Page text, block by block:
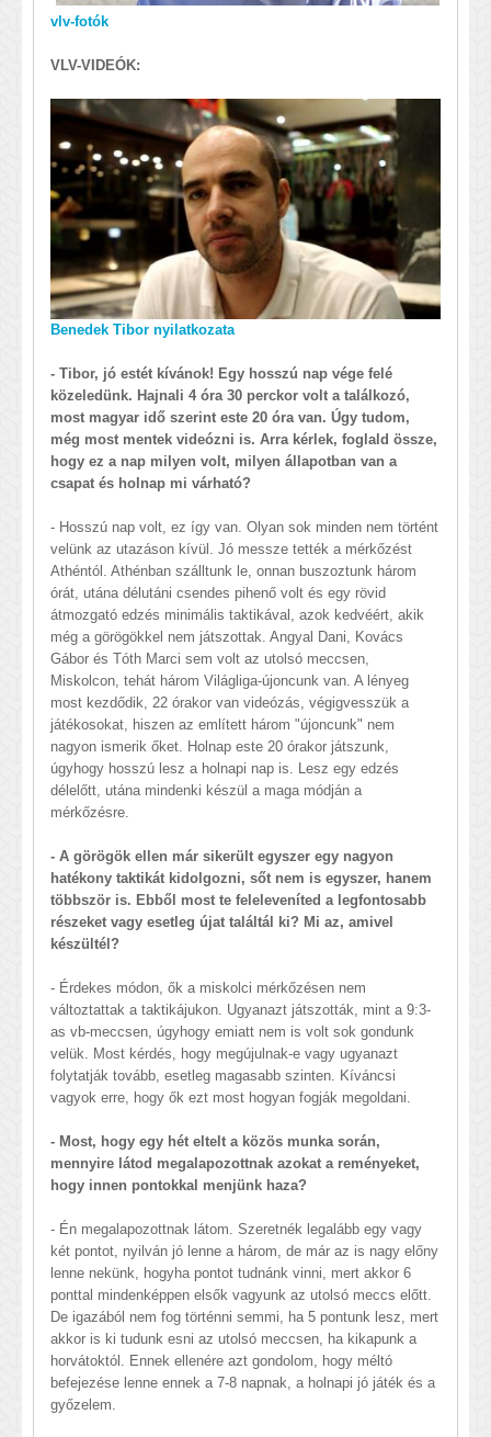
vlv-fotók
VLV-VIDEÓK:
Benedek Tibor nyilatkozata
- Tibor, jó estét kívánok! Egy hosszú nap vége felé
közeledünk. Hajnali 4 óra 30 perckor volt a találkozó,
most magyar idő szerint este 20 óra van. Úgy tudom,
még most mentek videózni is. Arra kérlek, foglald össze,
hogy ez a nap milyen volt, milyen állapotban van a
csapat és holnap mi várható?
- Hosszú nap volt, ez így van. Olyan sok minden nem történt
velünk az utazáson kívül. Jó messze tették a mérkőzést
Athéntól. Athénban szálltunk le, onnan buszoztunk három
órát, utána délutáni csendes pihenő volt és egy rövid
átmozgató edzés minimális taktikával, azok kedvéért, akik
még a görögökkel nem játszottak. Angyal Dani, Kovács
Gábor és Tóth Marci sem volt az utolsó meccsen,
Miskolcon, tehát három Világliga-újoncunk van. A lényeg
most kezdődik, 22 órakor van videózás, végigvesszük a
játékosokat, hiszen az említett három "újoncunk" nem
nagyon ismerik őket. Holnap este 20 órakor játszunk,
úgyhogy hosszú lesz a holnapi nap is. Lesz egy edzés
délelőtt, utána mindenki készül a maga módján a
mérkőzésre.
- A görögök ellen már sikerült egyszer egy nagyon
hatékony taktikát kidolgozni, sőt nem is egyszer, hanem
többször is. Ebből most te feleleveníted a legfontosabb
részeket vagy esetleg újat találtál ki? Mi az, amivel
készültél?
- Érdekes módon, ők a miskolci mérkőzésen nem
változtattak a taktikájukon. Ugyanazt játszották, mint a 9:3-
as vb-meccsen, úgyhogy emiatt nem is volt sok gondunk
velük. Most kérdés, hogy megújulnak-e vagy ugyanazt
folytatják tovább, esetleg magasabb szinten. Kíváncsi
vagyok erre, hogy ők ezt most hogyan fogják megoldani.
- Most, hogy egy hét eltelt a közös munka során,
mennyire látod megalapozottnak azokat a reményeket,
hogy innen pontokkal menjünk haza?
- Én megalapozottnak látom. Szeretnék legalább egy vagy
két pontot, nyilván jó lenne a három, de már az is nagy előny
lenne nekünk, hogyha pontot tudnánk vinni, mert akkor 6
ponttal mindenképpen elsők vagyunk az utolsó meccs előtt.
De igazából nem fog történni semmi, ha 5 pontunk lesz, mert
akkor is ki tudunk esni az utolsó meccsen, ha kikapunk a
horvátoktól. Ennek ellenére azt gondolom, hogy méltó
befejezése lenne ennek a 7-8 napnak, a holnapi jó játék és a
győzelem.